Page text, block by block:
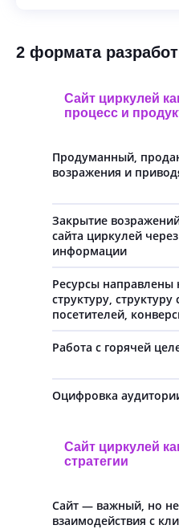
2 формата
Сайт циркулей
процесс и
Продуманный,
возражения и
Закрытие
сайта циркулей
информации
Ресурсы направлены
структуру,
посетителей,
Работа с горячей
Оцифровка
Сайт циркулей
стратегии
Сайт — важный, но
взаимодействия с